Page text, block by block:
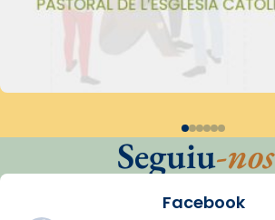
Seguiu-nos
Facebook